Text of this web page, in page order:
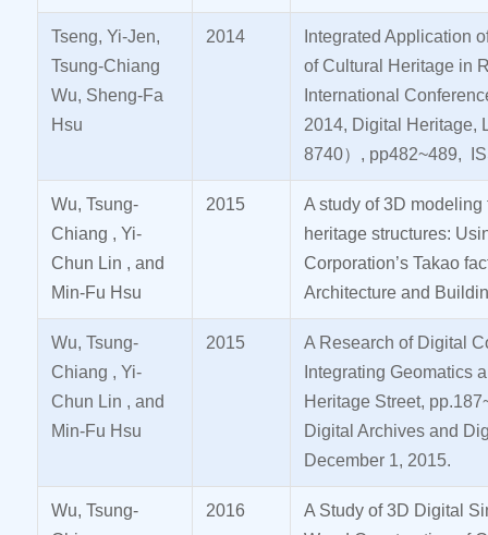
Tseng, Yi-Jen,
Tsung-Chiang
Wu, Sheng-Fa
Hsu
2014
Integrated Application
of Cultural Heritage in
International
2014, Digital Heritage,
8740）, pp482~489,
Wu, Tsung-
Chiang , Yi-
Chun Lin , and
Min-Fu Hsu
2015
A study of 3D
heritage structures:
Corporation’s Takao
Architecture and
Wu, Tsung-
Chiang , Yi-
Chun Lin , and
Min-Fu Hsu
2015
A Research of Digital
Integrating Geomatics
Heritage Street,
Digital Archives and
December 1, 2015.
Wu, Tsung-
2016
A Study of 3D Digital